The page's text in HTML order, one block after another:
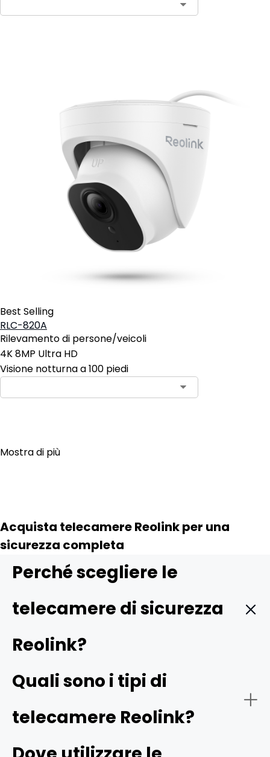
Best Selling
RLC-820A
Rilevamento di persone/veicoli
4K 8MP Ultra HD
Visione notturna a 100 piedi
Mostra di più
Acquista telecamere Reolink per una
sicurezza completa
Perché scegliere le
telecamere di sicurezza
Reolink?
Reolink offre telecamere di alta qualità, con
caratteristiche che le rendono una scelta ideale per
garantisce dettagli più nitidi. Le telecamere Reolink 4K
Quali sono i tipi di
telecamere Reolink?